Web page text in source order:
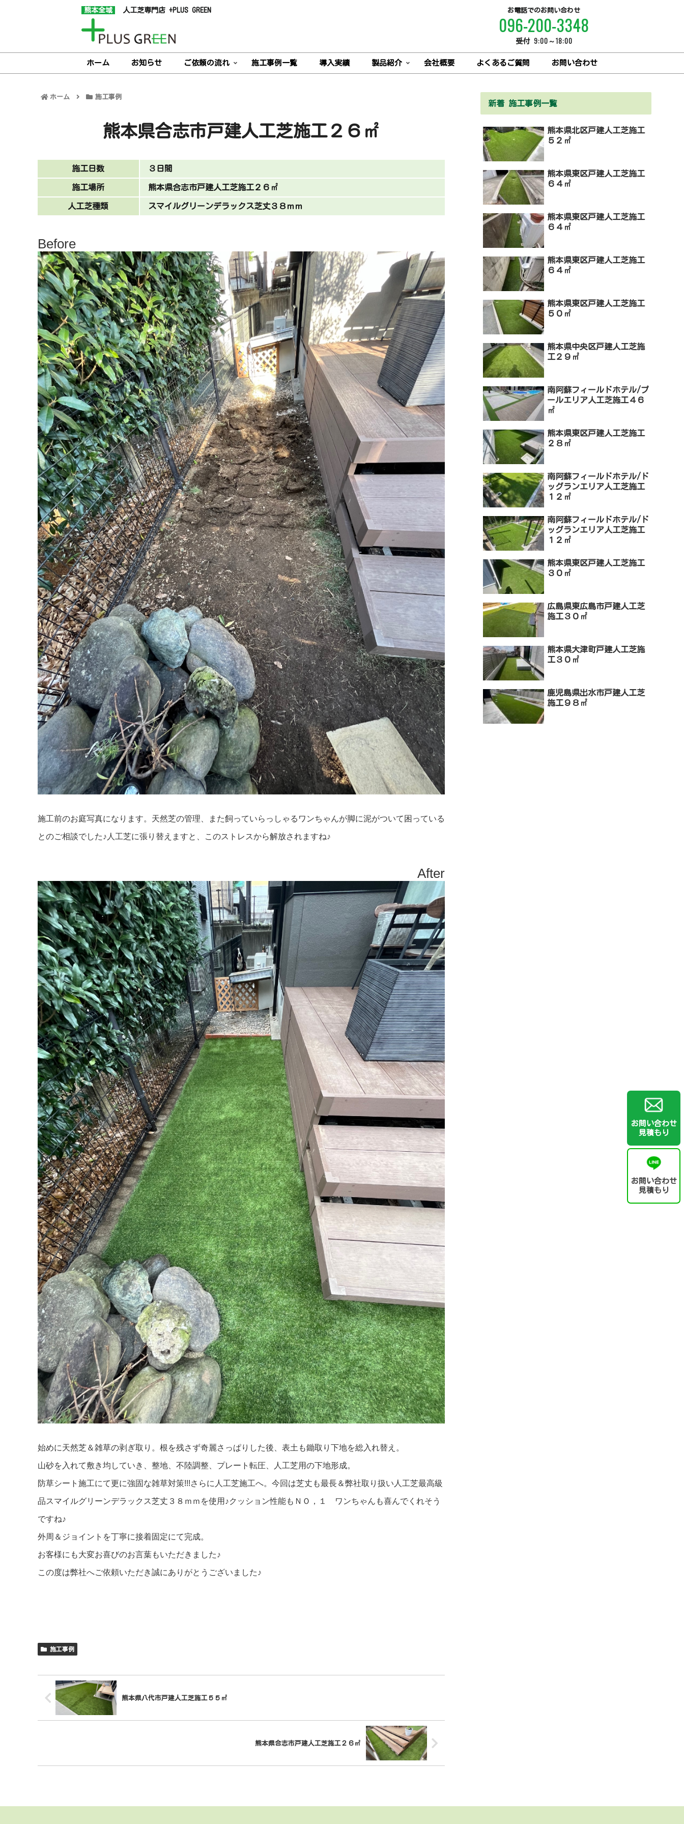
熊本全域 人工芝専門店 +PLUS GREEN お電話でのお問い合わせ
096-200-3348
受付 9:00～18:00
ホーム お知らせ ご依頼の流れ 施工事例一覧 導入実績 製品紹介 会社概要 よくあるご質問 お問い合わせ
ホーム 施工事例
熊本県合志市戸建人工芝施工２６㎡
施工日数 ３日間
施工場所 熊本県合志市戸建人工芝施工２６㎡
人工芝種類 スマイルグリーンデラックス芝丈３８ｍｍ
Before
施工前のお庭写真になります。天然芝の管理、また飼っていらっしゃるワンちゃんが脚に泥がついて困っている
とのご相談でした♪人工芝に張り替えますと、このストレスから解放されますね♪
After
始めに天然芝＆雑草の剥ぎ取り。根を残さず奇麗さっぱりした後、表土も鋤取り下地を総入れ替え。
山砂を入れて敷き均していき、整地、不陸調整、プレート転圧、人工芝用の下地形成。
防草シート施工にて更に強固な雑草対策!!!さらに人工芝施工へ。今回は芝丈も最長＆弊社取り扱い人工芝最高級
品スマイルグリーンデラックス芝丈３８ｍｍを使用♪クッション性能もＮＯ，１ ワンちゃんも喜んでくれそう
ですね♪
外周＆ジョイントを丁寧に接着固定にて完成。
お客様にも大変お喜びのお言葉もいただきました♪
この度は弊社へご依頼いただき誠にありがとうございました♪
施工事例
熊本県八代市戸建人工芝施工５５㎡
熊本県合志市戸建人工芝施工２６㎡
新着 施工事例一覧
熊本県北区戸建人工芝施工
５２㎡
熊本県東区戸建人工芝施工
６４㎡
熊本県東区戸建人工芝施工
６４㎡
熊本県東区戸建人工芝施工
６４㎡
熊本県東区戸建人工芝施工
５０㎡
熊本県中央区戸建人工芝施
工２９㎡
南阿蘇フィールドホテル/プ
ールエリア人工芝施工４６
㎡
熊本県東区戸建人工芝施工
２８㎡
南阿蘇フィールドホテル/ド
ッグランエリア人工芝施工
１２㎡
南阿蘇フィールドホテル/ド
ッグランエリア人工芝施工
１２㎡
熊本県東区戸建人工芝施工
３０㎡
広島県東広島市戸建人工芝
施工３０㎡
熊本県大津町戸建人工芝施
工３０㎡
鹿児島県出水市戸建人工芝
施工９８㎡
お問い合わせ
見積もり
お問い合わせ
見積もり